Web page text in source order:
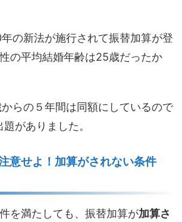
の新法が施行されて振替加算が登
の平均結婚年齢は25歳だったか
らの５年間は同額にしているので
がありました。
意せよ！加算がされない条件
を満たしても、振替加算が加算さ